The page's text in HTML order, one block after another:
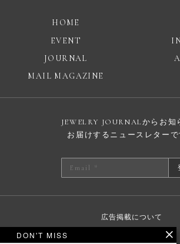
HOME
EVENT
JOURNAL
MAIL MAGAZINE
JEWELRY JOURNALからお知
お届けするニュースレターで
広告掲載について
プライバシーポリシー
DON'T MISS